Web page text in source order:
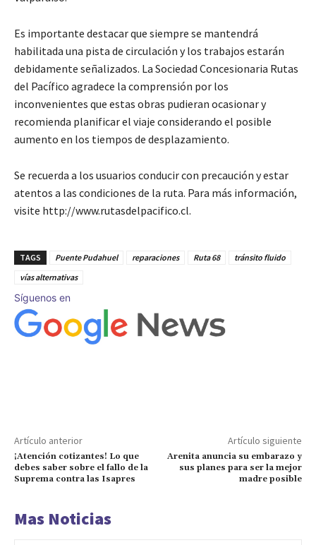
Es importante destacar que siempre se mantendrá
habilitada una pista de circulación y los trabajos estarán
debidamente señalizados. La Sociedad Concesionaria Rutas
del Pacífico agradece la comprensión por los
inconvenientes que estas obras pudieran ocasionar y
recomienda planificar el viaje considerando el posible
aumento en los tiempos de desplazamiento.
Se recuerda a los usuarios conducir con precaución y estar
atentos a las condiciones de la ruta. Para más información,
visite http://www.rutasdelpacifico.cl.
TAGS Puente Pudahuel reparaciones Ruta 68
tránsito fluido
vías alternativas
Síguenos en
Artículo anterior
¡Atención cotizantes! Lo que
debes saber sobre el fallo de la
Suprema contra las Isapres
Artículo siguiente
Arenita anuncia su embarazo y
sus planes para ser la mejor
madre posible
Mas Noticias